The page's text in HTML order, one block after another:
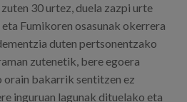
30 urtez, duela zazpi urte
Fumikoren osasunak okerrera
duten pertsonentzako
zutenetik, bere egoera
orain bakarrik sentitzen ez
inguruan lagunak dituelako eta